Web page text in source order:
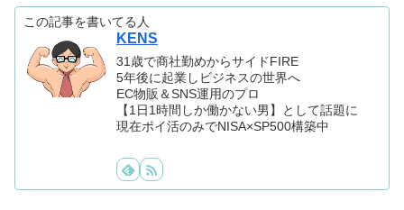
この記事を書いてる人
KENS
31歳で商社勤めからサイドFIRE
5年後に起業しビジネスの世界へ
EC物販＆SNS運用のプロ
【1日1時間しか働かない男】として話題に
現在ポイ活のみでNISA×SP500構築中